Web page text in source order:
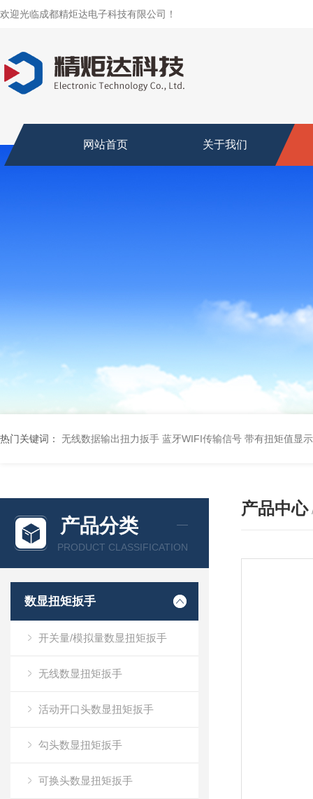
欢迎光临成都精炬达电子科技有限公司！
网站首页 关于我们
热门关键词： 无线数据输出扭力扳手 蓝牙WIFI传输信号 带有扭矩值显
产品分类
PRODUCT CLASSIFICATION
数显扭矩扳手
开关量/模拟量数显扭矩扳手
无线数显扭矩扳手
活动开口头数显扭矩扳手
勾头数显扭矩扳手
可换头数显扭矩扳手
产品中心